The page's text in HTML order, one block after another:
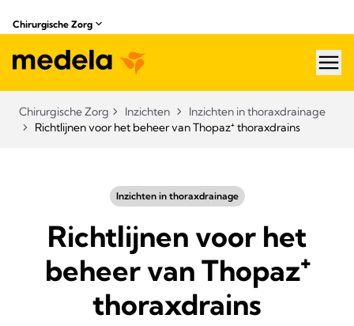
Chirurgische Zorg
Chirurgische Zorg Inzichten
Inzichten in thoraxdrainage​
Richtlijnen voor het beheer van Thopaz⁺ thoraxdrains
Inzichten in thoraxdrainage​
Richtlijnen voor het
beheer van Thopaz⁺
thoraxdrains